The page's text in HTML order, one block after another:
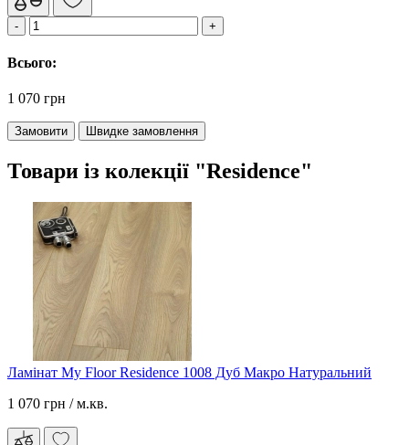
Всього:
1 070 грн
Замовити Швидке замовлення
Товари із колекції "Residence"
Ламінат My Floor Residence 1008 Дуб Макро Натуральний
1 070 грн / м.кв.